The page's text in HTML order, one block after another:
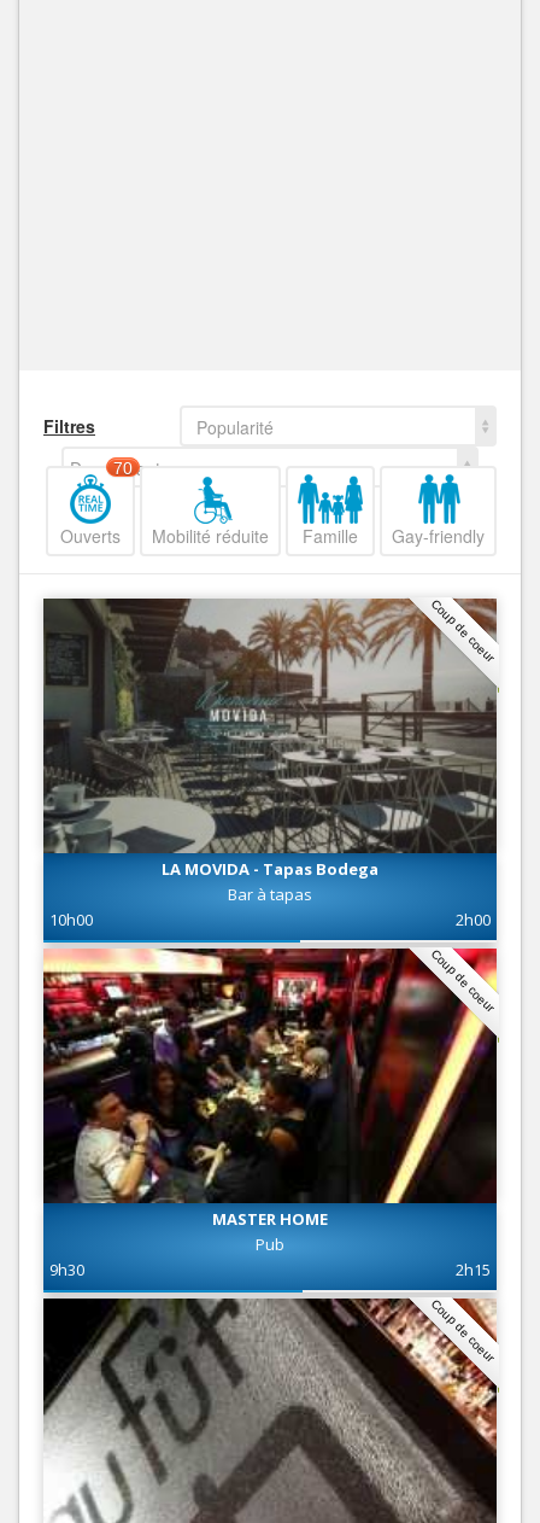
Filtres
Popularité
Decroissant
Ouverts
70
Mobilité réduite Famille Gay-friendly
Coup de coeur
LA MOVIDA - Tapas Bodega
Bar à tapas
10h00
2h00
Coup de coeur
MASTER HOME
Pub
9h30
2h15
Coup de coeur